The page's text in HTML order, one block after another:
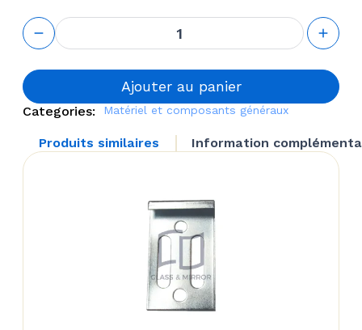
quantité
de
Mini Glass
Support
Ajouter au panier
Categories: Matériel et composants généraux
Produits similaires Information